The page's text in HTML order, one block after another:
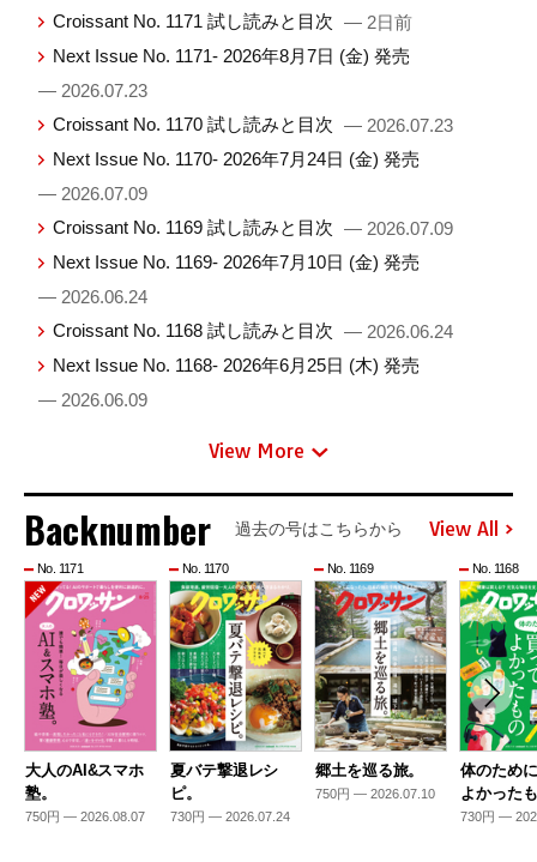
Croissant No. 1171 試し読みと目次 — 2日前
Next Issue No. 1171- 2026年8月7日 (金) 発売
— 2026.07.23
Croissant No. 1170 試し読みと目次 — 2026.07.23
Next Issue No. 1170- 2026年7月24日 (金) 発売
— 2026.07.09
Croissant No. 1169 試し読みと目次 — 2026.07.09
Next Issue No. 1169- 2026年7月10日 (金) 発売
— 2026.06.24
Croissant No. 1168 試し読みと目次 — 2026.06.24
Next Issue No. 1168- 2026年6月25日 (木) 発売
— 2026.06.09
View More
Backnumber 過去の号はこちらから View All
No. 1171
大人のAI&スマホ
塾。
750円 — 2026.08.07
No. 1170
夏バテ撃退レシ
ピ。
730円 — 2026.07.24
No. 1169
郷土を巡る旅。
750円 — 2026.07.10
No. 1168
体のため
よかった
730円 —